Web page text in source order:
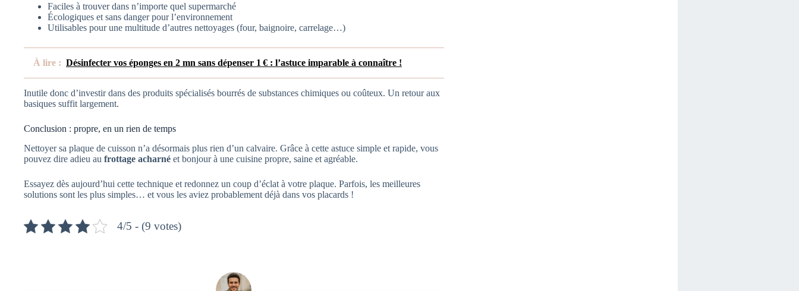
Faciles à trouver dans n’importe quel supermarché
Écologiques et sans danger pour l’environnement
Utilisables pour une multitude d’autres nettoyages (four, baignoire, carrelage…)
À lire : Désinfecter vos éponges en 2 mn sans dépenser 1 € : l’astuce imparable à connaître !
Inutile donc d’investir dans des produits spécialisés bourrés de substances chimiques ou coûteux. Un retour aux
basiques suffit largement.
Conclusion : propre, en un rien de temps
Nettoyer sa plaque de cuisson n’a désormais plus rien d’un calvaire. Grâce à cette astuce simple et rapide, vous
pouvez dire adieu au frottage acharné et bonjour à une cuisine propre, saine et agréable.
Essayez dès aujourd’hui cette technique et redonnez un coup d’éclat à votre plaque. Parfois, les meilleures
solutions sont les plus simples… et vous les aviez probablement déjà dans vos placards !
4/5 - (9 votes)